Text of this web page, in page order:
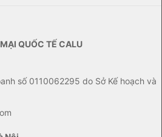
QUỐC TẾ CALU
số 0110062295 do Sở Kế hoạch và